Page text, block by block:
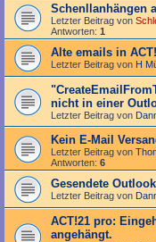
Schenllanhängen
Letzter Beitrag von
Antworten: 1
Alte emails in
Letzter Beitrag von H
nicht in einer
Letzter Beitrag von
Kein E-Mail
Letzter Beitrag von
Antworten: 6
Gesendete
Letzter Beitrag von
ACT!21 pro:
angehängt.